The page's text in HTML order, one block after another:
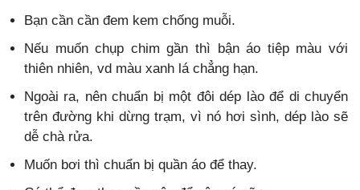
Bạn cần cần đem kem chống muỗi.
Nếu muốn chụp chim gần thì bận áo tiệp màu với
thiên nhiên, vd màu xanh lá chẳng hạn.
Ngoài ra, nên chuẩn bị một đôi dép lào để di chuyển
trên đường khi dừng trạm, vì nó hơi sình, dép lào sẽ
dễ chà rửa.
Muốn bơi thì chuẩn bị quần áo để thay.